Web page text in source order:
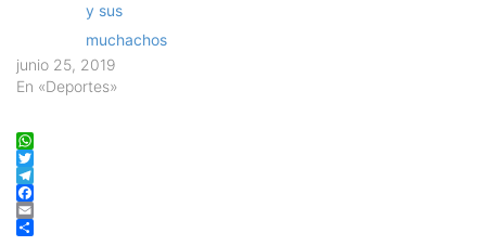
y sus
muchachos
junio 25, 2019
En «Deportes»
WhatsApp
Twitter
Telegram
Facebook
Email